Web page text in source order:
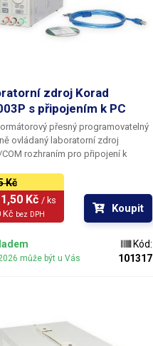
zdroj Korad
s připojením k PC
přesný programovatelný
ovládaný laboratorní zdroj
COM rozhraním pro připojení k
dokáže monitorovat a
parametry zdroje za chodu a
křivky s průběhem výstupního
svorkách a stejně tak graf
napětí a proudu
v čase a zobrazovány v
pro simulaci umělého stárnutí
Kč
Kč / ks
Kč bez DPH Koupit
může být u Vás
Kód:
101317